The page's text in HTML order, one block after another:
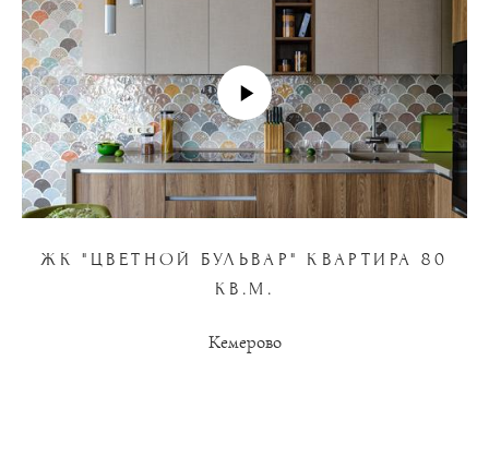
ЖК "ЦВЕТНОЙ БУЛЬВАР" КВАРТИРА 80
КВ.М.
Кемерово